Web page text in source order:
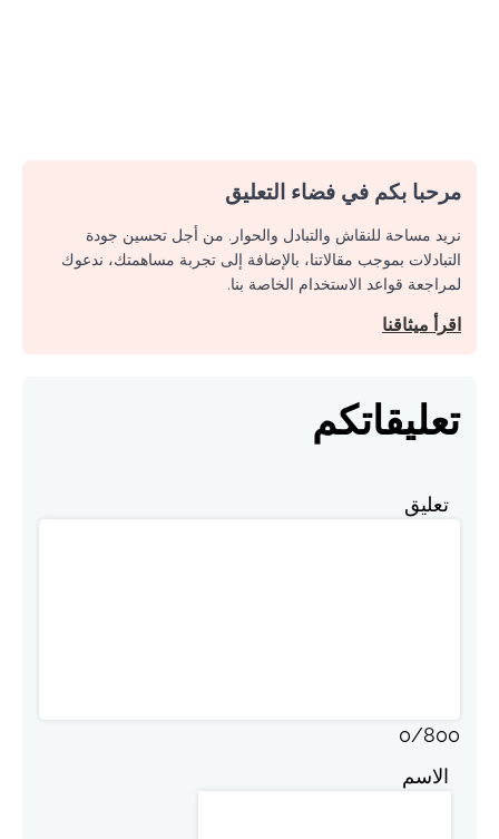
مرحبا بكم في فضاء التعليق
نريد مساحة للنقاش والتبادل والحوار. من أجل تحسين جودة
التبادلات بموجب مقالاتنا، بالإضافة إلى تجربة مساهمتك، ندعوك
لمراجعة قواعد الاستخدام الخاصة بنا.
اقرأ ميثاقنا
تعليقاتكم
تعليق
0/800
الاسم